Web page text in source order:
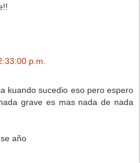
p.m.
kuando sucedio eso pero espero
grave es mas nada de nada
año